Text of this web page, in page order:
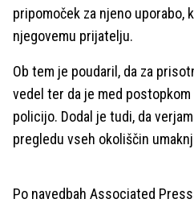
pripomoček za njeno uporabo,
njegovemu prijatelju.
Ob tem je poudaril, da za
vedel ter da je med
policijo. Dodal je tudi, da
pregledu vseh okoliščin
Po navedbah Associated